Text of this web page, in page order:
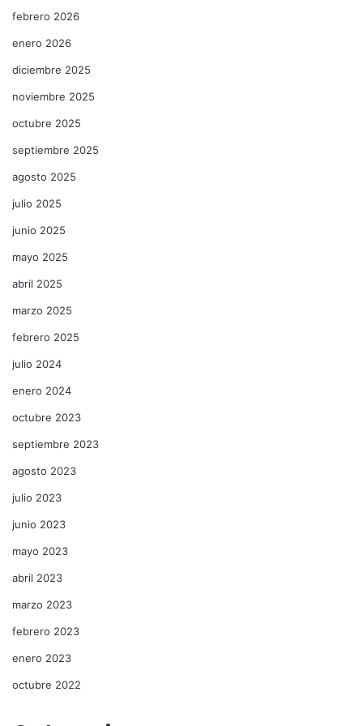
febrero 2026
enero 2026
diciembre 2025
noviembre 2025
octubre 2025
septiembre 2025
agosto 2025
julio 2025
junio 2025
mayo 2025
abril 2025
marzo 2025
febrero 2025
julio 2024
enero 2024
octubre 2023
septiembre 2023
agosto 2023
julio 2023
junio 2023
mayo 2023
abril 2023
marzo 2023
febrero 2023
enero 2023
octubre 2022